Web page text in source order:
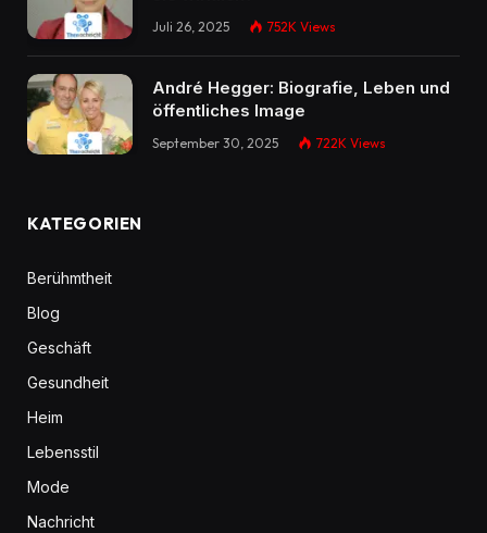
Juli 26, 2025 752K Views
André Hegger: Biografie, Leben und
öffentliches Image
September 30, 2025 722K Views
KATEGORIEN
Berühmtheit
Blog
Geschäft
Gesundheit
Heim
Lebensstil
Mode
Nachricht